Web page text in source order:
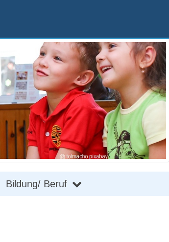
Bildung/ Beruf